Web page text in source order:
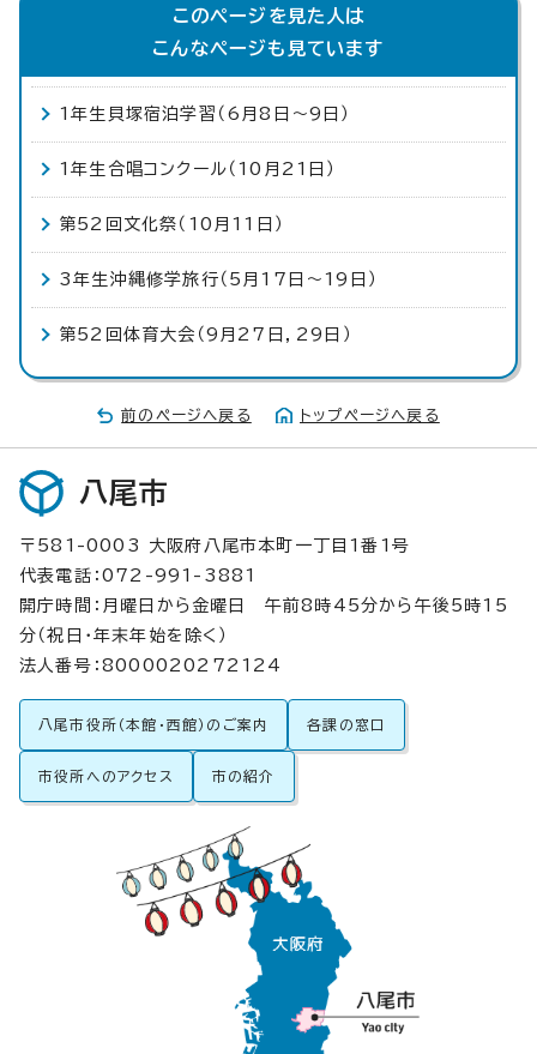
このページを見た人は
こんなページも見ています
1年生貝塚宿泊学習（6月8日～9日）
1年生合唱コンクール（10月21日）
第52回文化祭（10月11日）
3年生沖縄修学旅行（5月17日～19日）
第52回体育大会（9月27日，29日）
前のページへ戻る トップページへ戻る
八尾市
〒581-0003 大阪府八尾市本町一丁目1番1号
代表電話：072-991-3881
開庁時間：月曜日から金曜日 午前8時45分から午後5時15
分（祝日・年末年始を除く）
法人番号：8000020272124
八尾市役所（本館・西館）のご案内 各課の窓口
市役所へのアクセス 市の紹介